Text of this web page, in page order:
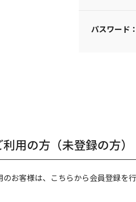
パスワード：
用の方（未登録の方）
お客様は、こちらから会員登録を行